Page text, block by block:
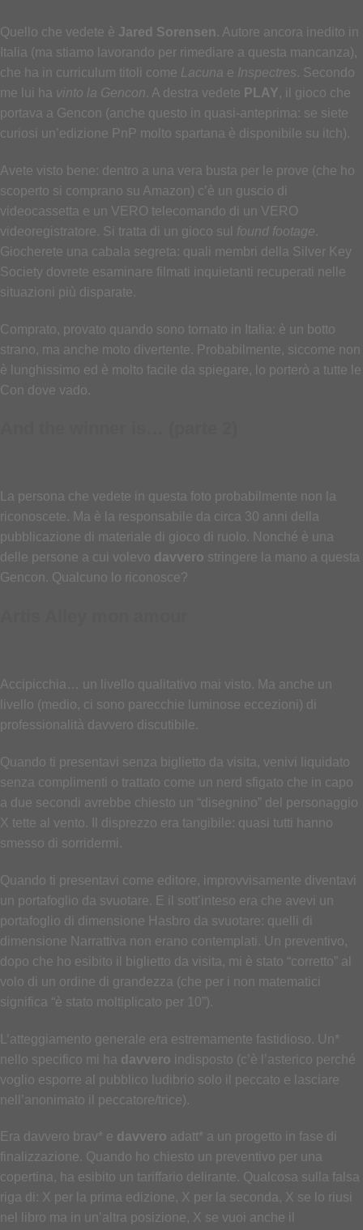
Quello che vedete è Jared Sorensen . Autore ancora inedito in
Italia (ma stiamo lavorando per rimediare a questa mancanza),
che ha in curriculum titoli come Lacuna e Inspectres. Secondo
me lui ha vinto la Gencon. A destra vedete PLAY, il gioco che
portava a Gencon (anche questo in quasi-anteprima: se siete
curiosi un’edizione PnP molto spartana è disponibile su itch).
Avete visto bene: dentro a una vera busta per le prove (che ho
scoperto si comprano su Amazon) c’è un guscio di
videocassetta e un VERO telecomando di un VERO
videoregistratore. Si tratta di un gioco sul found footage.
Giocherete una cabala segreta: quali membri della Silver Key
Society dovrete esaminare filmati inquietanti recuperati nelle
situazioni più disparate.
Comprato, provato quando sono tornato in Italia: è un botto
strano, ma anche moto divertente. Probabilmente, siccome non
è lunghissimo ed è molto facile da spiegare, lo porterò a tutte le
Con dove vado.
La persona che vedete in questa foto probabilmente non la
riconoscete. Ma è la responsabile da circa 30 anni della
pubblicazione di materiale di gioco di ruolo. Nonché è una
delle persone a cui volevo davvero stringere la mano a questa
Gencon. Qualcuno lo riconosce?
Accipicchia… un livello qualitativo mai visto. Ma anche un
livello (medio, ci sono parecchie luminose eccezioni) di
professionalità davvero discutibile.
Quando ti presentavi senza biglietto da visita, venivi liquidato
senza complimenti o trattato come un nerd sfigato che in capo
a due secondi avrebbe chiesto un “disegnino” del personaggio
X tette al vento. Il disprezzo era tangibile: quasi tutti hanno
smesso di sorridermi.
Quando ti presentavi come editore, improvvisamente diventavi
un portafoglio da svuotare. E il sott’inteso era che avevi un
portafoglio di dimensione Hasbro da svuotare: quelli di
dimensione Narrattiva non erano contemplati. Un preventivo,
dopo che ho esibito il biglietto da visita, mi è stato “corretto” al
volo di un ordine di grandezza (che per i non matematici
significa “è stato moltiplicato per 10”).
L’atteggiamento generale era estremamente fastidioso. Un*
nello specifico mi ha davvero indisposto (c’è l’asterico perché
voglio esporre al pubblico ludibrio solo il peccato e lasciare
nell’anonimato il peccatore/trice).
Era davvero brav* e davvero adatt* a un progetto in fase di
finalizzazione. Quando ho chiesto un preventivo per una
copertina, ha esibito un tariffario delirante. Qualcosa sulla falsa
riga di: X per la prima edizione, X per la seconda, X se lo riusi
nel libro ma in un’altra posizione, X se vuoi anche il